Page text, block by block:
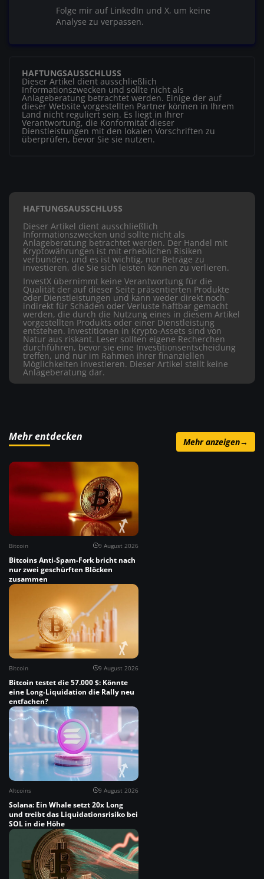
Folge mir auf LinkedIn und X, um keine
Analyse zu verpassen.
HAFTUNGSAUSSCHLUSS
Dieser Artikel dient ausschließlich
Informationszwecken und sollte nicht als
Anlageberatung betrachtet werden. Einige der auf
dieser Website vorgestellten Partner können in Ihrem
Land nicht reguliert sein. Es liegt in Ihrer
Verantwortung, die Konformität dieser
Dienstleistungen mit den lokalen Vorschriften zu
überprüfen, bevor Sie sie nutzen.
HAFTUNGSAUSSCHLUSS
Dieser Artikel dient ausschließlich
Informationszwecken und sollte nicht als
Anlageberatung betrachtet werden. Der Handel mit
Kryptowährungen ist mit erheblichen Risiken
verbunden, und es ist wichtig, nur Beträge zu
investieren, die Sie sich leisten können zu verlieren.
InvestX übernimmt keine Verantwortung für die
Qualität der auf dieser Seite präsentierten Produkte
oder Dienstleistungen und kann weder direkt noch
indirekt für Schäden oder Verluste haftbar gemacht
werden, die durch die Nutzung eines in diesem Artikel
vorgestellten Produkts oder einer Dienstleistung
entstehen. Investitionen in Krypto-Assets sind von
Natur aus riskant. Leser sollten eigene Recherchen
durchführen, bevor sie eine Investitionsentscheidung
treffen, und nur im Rahmen ihrer finanziellen
Möglichkeiten investieren. Dieser Artikel stellt keine
Anlageberatung dar.
Mehr entdecken Mehr anzeigen→
Bitcoin 9 August 2026
Bitcoins Anti-Spam-Fork bricht nach
nur zwei geschürften Blöcken
zusammen
Bitcoin 9 August 2026
Bitcoin testet die 57.000 $: Könnte
eine Long-Liquidation die Rally neu
entfachen?
Altcoins 9 August 2026
Solana: Ein Whale setzt 20x Long
und treibt das Liquidationsrisiko bei
SOL in die Höhe